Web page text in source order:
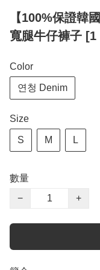
【100%保證韓
寬腿牛仔褲子
Color
연청 Denim
Size
S M L
數量
−
+